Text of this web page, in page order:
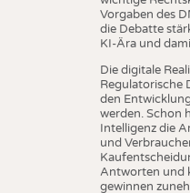
Vorgaben des
die Debatte
KI-Ära und
Die digitale
Regulatorische
den
werden. Schon
Intelligenz die
und
Antworten und
gewinnen